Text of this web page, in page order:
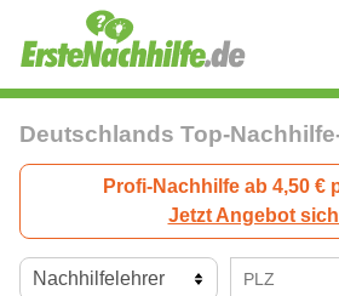
Deutschlands Top-
Profi-Nachhilfe ab 4,50 €
Jetzt Angebot